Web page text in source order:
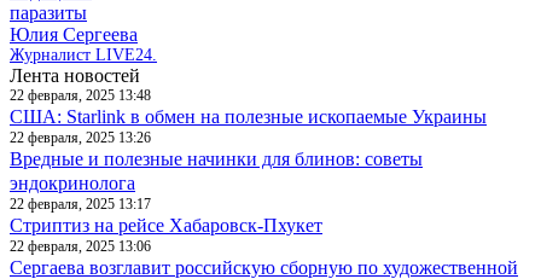
паразиты
Юлия Сергеева
Журналист LIVE24.
Лента новостей
22 февраля, 2025 13:48
США: Starlink в обмен на полезные ископаемые Украины
22 февраля, 2025 13:26
Вредные и полезные начинки для блинов: советы
эндокринолога
22 февраля, 2025 13:17
Стриптиз на рейсе Хабаровск-Пхукет
22 февраля, 2025 13:06
Сергаева возглавит российскую сборную по художественной